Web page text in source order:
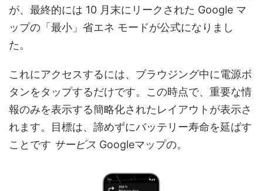
が、最終的には 10 月末にリークされた Google マ
ップの「最小」省エネ モードが公式になりまし
た。
これにアクセスするには、ブラウジング中に電源ボ
タンをタップするだけです。この時点で、重要な情
報のみを表示する簡略化されたレイアウトが表示さ
れます。目標は、諦めずにバッテリー寿命を延ばす
ことです サービス Googleマップの。